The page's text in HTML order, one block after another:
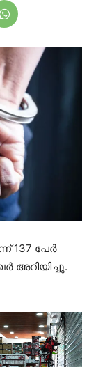
137 പേർ
അറിയിച്ചു.